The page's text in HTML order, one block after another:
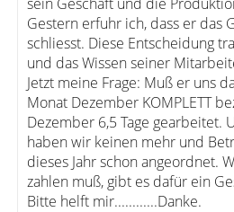
Gestern erfuhr ich, dass er das
schliesst. Diese Entscheidung
und das Wissen seiner
Jetzt meine Frage: Muß er uns
Monat Dezember KOMPLETT
Dezember 6,5 Tage gearbeitet.
haben wir keinen mehr und
dieses Jahr schon angeordnet.
zahlen muß, gibt es dafür ein
Bitte helft mir............Danke.